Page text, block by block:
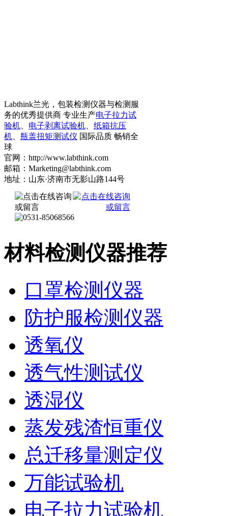
Labthink兰光，包装检测仪器与检测服
务的优秀提供商 专业生产电子拉力试
验机
电子剥离试验机
纸箱抗压
机
瓶盖扭矩测试仪 国际品质 畅销全
球
官网：http://www.labthink.com
邮箱：Marketing@labthink.com
地址：山东·济南市无影山路144号
材料检测仪器推荐
口罩检测仪器
防护服检测仪器
透氧仪
透气性测试仪
透湿仪
蒸发残渣恒重仪
总迁移量测定仪
万能试验机
电子拉力试验机